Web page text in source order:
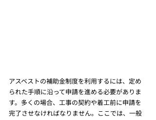
アスベストの補助金制度を利用するには、定め
られた手順に沿って申請を進める必要がありま
す。多くの場合、工事の契約や着工前に申請を
完了させなければなりません。ここでは、一般